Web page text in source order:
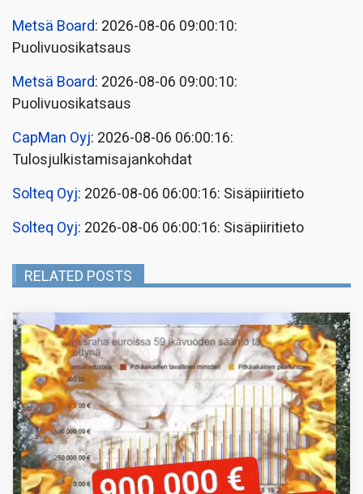
Metsä Board: 2026-08-06 09:00:10:
Puolivuosikatsaus
Metsä Board: 2026-08-06 09:00:10:
Puolivuosikatsaus
CapMan Oyj: 2026-08-06 06:00:16:
Tulosjulkistamisajankohdat
Solteq Oyj: 2026-08-06 06:00:16: Sisäpiiritieto
Solteq Oyj: 2026-08-06 06:00:16: Sisäpiiritieto
RELATED POSTS